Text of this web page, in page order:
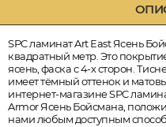
SPC ламинат Art East Ясень
квадратный метр. Это
ясень, фаска с 4-х сторон.
имеет тёмный оттенок и
интернет-магазине SPC
Armor Ясень Бойсмана,
нами любым доступным